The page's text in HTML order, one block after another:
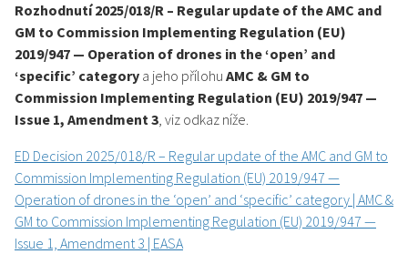
Rozhodnutí 2025/018/R – Regular update of the AMC and
GM to Commission Implementing Regulation (EU)
2019/947 — Operation of drones in the ‘open’ and
‘specific’ category a jeho přílohu AMC & GM to
Commission Implementing Regulation (EU) 2019/947 —
Issue 1, Amendment 3, viz odkaz níže.
ED Decision 2025/018/R – Regular update of the AMC and GM to
Commission Implementing Regulation (EU) 2019/947 —
Operation of drones in the ‘open’ and ‘specific’ category | AMC &
GM to Commission Implementing Regulation (EU) 2019/947 —
Issue 1, Amendment 3 | EASA